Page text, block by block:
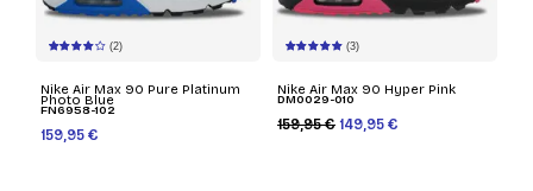
(2)
Nike Air Max 90 Pure Platinum
Photo Blue
FN6958-102
159,95 €
(3)
Nike Air Max 90 Hyper Pink
DM0029-010
159,95 € 149,95 €